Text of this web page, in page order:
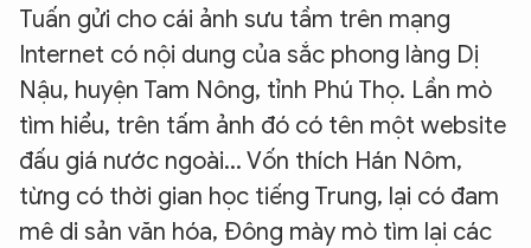
Tuấn gửi cho cái ảnh sưu tầm trên mạng
Internet có nội dung của sắc phong làng Dị
Nậu, huyện Tam Nông, tỉnh Phú Thọ. Lần mò
tìm hiểu, trên tấm ảnh đó có tên một website
đấu giá nước ngoài... Vốn thích Hán Nôm,
từng có thời gian học tiếng Trung, lại có đam
mê di sản văn hóa, Đông mày mò tìm lại các